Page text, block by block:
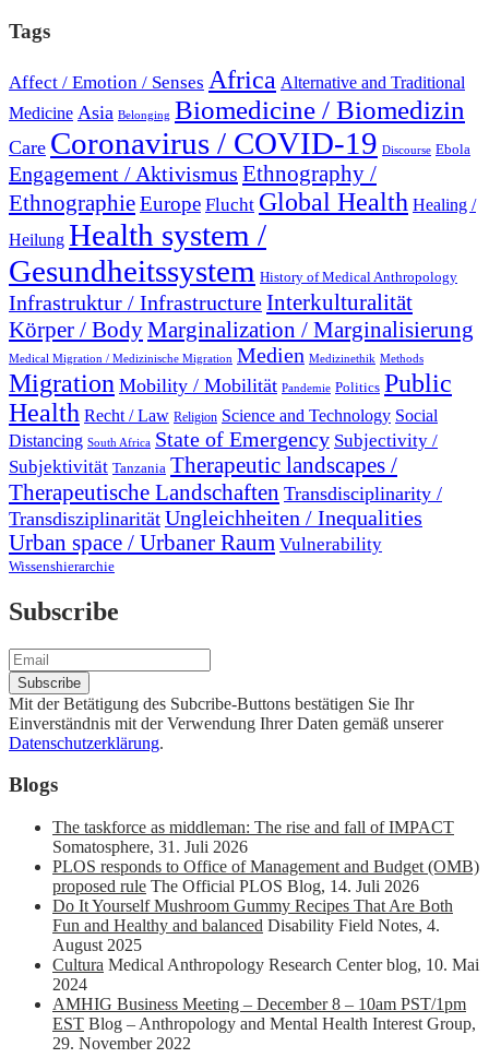
Tags
Affect / Emotion / Senses Africa Alternative and Traditional
Medicine Asia Belonging Biomedicine / Biomedizin
Care Coronavirus / COVID-19 Discourse Ebola
Engagement / Aktivismus Ethnography /
EthnographieEurope Flucht Global Health Healing /
Heilung Health system /
Gesundheitssystem History of Medical Anthropology
Infrastruktur / InfrastructureInterkulturalität
Körper / BodyMarginalization / Marginalisierung
Medical Migration / Medizinische Migration Medien Medizinethik Methods
Migration Mobility / Mobilität Pandemie Politics Public
Health Recht / Law Religion Science and Technology Social
Distancing South Africa State of Emergency Subjectivity /
Subjektivität Tanzania Therapeutic landscapes /
Therapeutische Landschaften Transdisciplinarity /
Transdisziplinarität Ungleichheiten / Inequalities
Urban space / Urbaner Raum Vulnerability
Wissenshierarchie
Subscribe
Mit der Betätigung des Subcribe-Buttons bestätigen Sie Ihr
Einverständnis mit der Verwendung Ihrer Daten gemäß unserer
Datenschutzerklärung.
Blogs
The taskforce as middleman: The rise and fall of IMPACT
Somatosphere, 31. Juli 2026
PLOS responds to Office of Management and Budget (OMB)
proposed rule The Official PLOS Blog, 14. Juli 2026
Do It Yourself Mushroom Gummy Recipes That Are Both
Fun and Healthy and balanced Disability Field Notes, 4.
August 2025
Cultura Medical Anthropology Research Center blog, 10. Mai
2024
AMHIG Business Meeting – December 8 – 10am PST/1pm
EST Blog – Anthropology and Mental Health Interest Group,
29. November 2022